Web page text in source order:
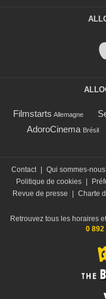
Filmstarts Allemagne
AdoroCinema Brésil
Contact | Qui sommes-nous
Politique de cookies |
Revue de presse
| Charte
Retrouvez tous les horaires
0 892